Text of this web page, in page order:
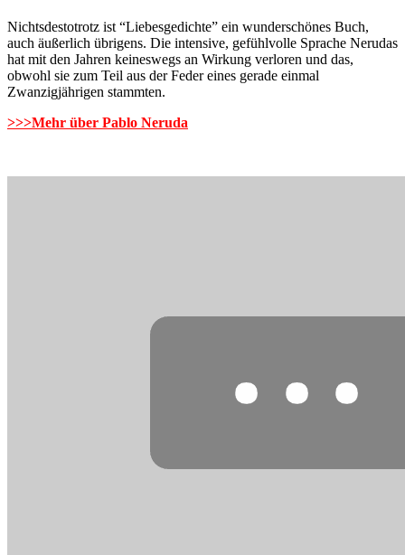
Nichtsdestotrotz ist “Liebesgedichte” ein wunderschönes Buch,
auch äußerlich übrigens. Die intensive, gefühlvolle Sprache Nerudas
hat mit den Jahren keineswegs an Wirkung verloren und das,
obwohl sie zum Teil aus der Feder eines gerade einmal
Zwanzigjährigen stammten.
>>>Mehr über Pablo Neruda